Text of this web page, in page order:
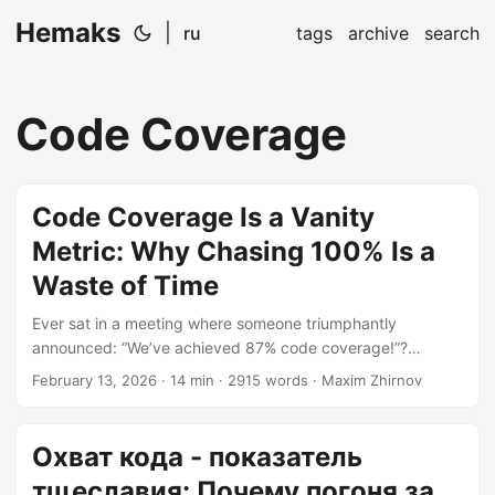
Hemaks ru tags archive search
Code Coverage
Code Coverage Is a Vanity
Metric: Why Chasing 100% Is a
Waste of Time
Ever sat in a meeting where someone triumphantly
announced: “We’ve achieved 87% code coverage!”?
Everyone nods approvingly, as if they just landed a rocket
production. Welcome to the paradox of code coverage—
the metric that makes you feel productive while your
February 13, 2026 · 14 min · 2915 words · Maxim Zhirnov
Охват кода - показатель